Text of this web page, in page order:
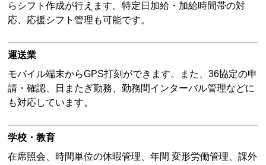
らシフト作成が行えます。特定日加給・加給時間帯の対
応、応援シフト管理も可能です。
運送業
モバイル端末からGPS打刻ができます。また、36協定の申
請・確認、日またぎ勤務、勤務間インターバル管理などに
も対応しています。
学校・教育
在席照会、時間単位の休暇管理、年間 変形労働管理、課外